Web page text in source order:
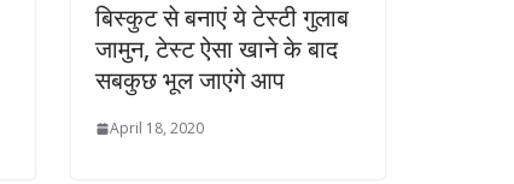
बिस्कुट से बनाएं ये टेस्टी गुलाब
जामुन, टेस्ट ऐसा खाने के बाद
सबकुछ भूल जाएंगे आप
April 18, 2020